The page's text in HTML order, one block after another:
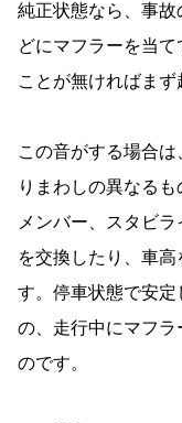
純正状態なら、事
どにマフラーを当
ことが無ければまず
この音がする場合
りまわしの異なる
メンバー、スタビ
を交換したり、車
す。停車状態で安
の、走行中にマフラ
のです。